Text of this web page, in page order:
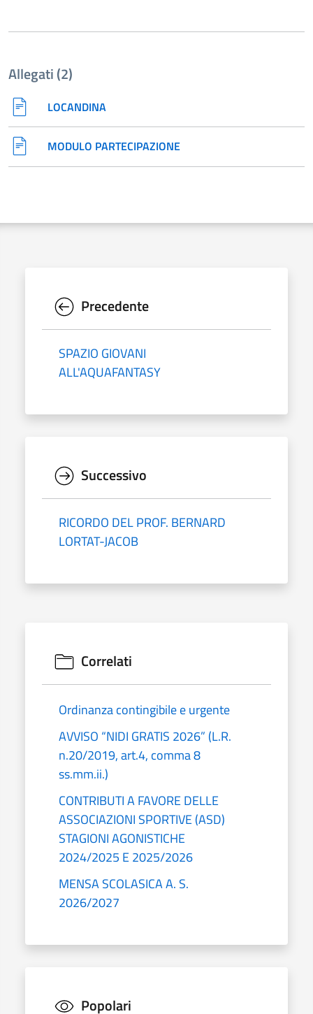
Allegati (2)
LOCANDINA
MODULO PARTECIPAZIONE
Precedente
SPAZIO GIOVANI
ALL'AQUAFANTASY
Successivo
RICORDO DEL PROF. BERNARD
LORTAT-JACOB
Correlati
Ordinanza contingibile e urgente
AVVISO “NIDI GRATIS 2026” (L.R.
n.20/2019, art.4, comma 8
ss.mm.ii.)
CONTRIBUTI A FAVORE DELLE
ASSOCIAZIONI SPORTIVE (ASD)
STAGIONI AGONISTICHE
2024/2025 E 2025/2026
MENSA SCOLASICA A. S.
2026/2027
Popolari